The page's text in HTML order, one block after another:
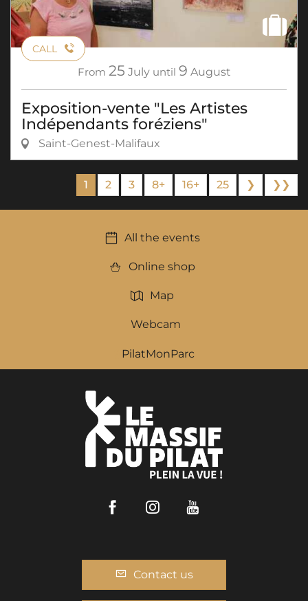
CALL
From 25 July until 9 August
Exposition-vente "Les Artistes
Indépendants foréziens"
Saint-Genest-Malifaux
1 2 3 8+ 16+ 25 ❯ ❯❯
All the events
Online shop
Map
Webcam
PilatMonParc
FacebookInstagram
Contact us